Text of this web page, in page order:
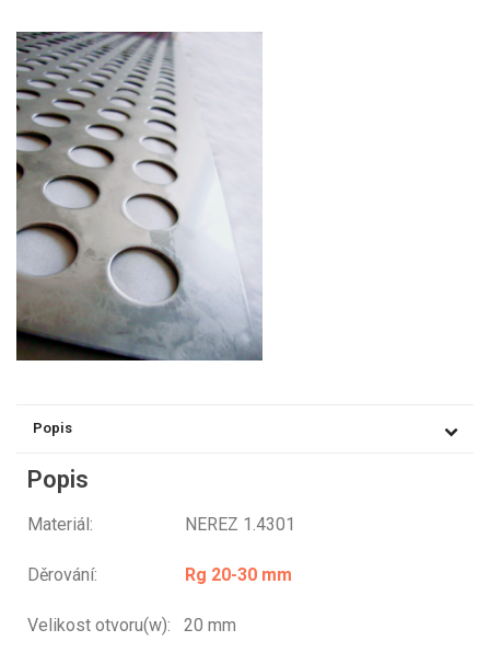
Popis
Popis
Materiál: NEREZ 1.4301
Děrování: Rg 20-30 mm
Velikost otvoru(w): 20 mm